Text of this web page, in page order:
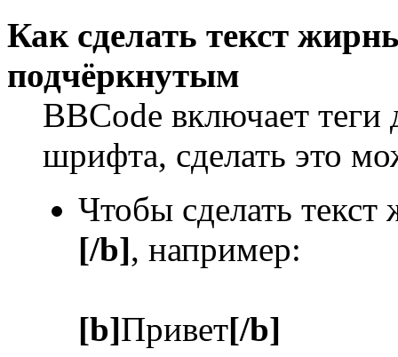
Как сделать текст
подчёркнутым
BBCode включает теги
шрифта, сделать это
Чтобы сделать
[/b], например:
[b]Привет[/b]